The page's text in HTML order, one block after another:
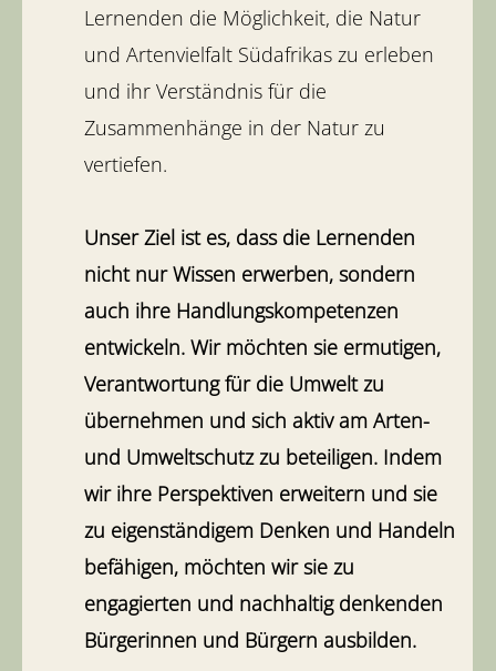
Lernenden die Möglichkeit, die Natur
und Artenvielfalt Südafrikas zu erleben
und ihr Verständnis für die
Zusammenhänge in der Natur zu
vertiefen.
Unser Ziel ist es, dass die Lernenden
nicht nur Wissen erwerben, sondern
auch ihre Handlungskompetenzen
entwickeln. Wir möchten sie ermutigen,
Verantwortung für die Umwelt zu
übernehmen und sich aktiv am Arten-
und Umweltschutz zu beteiligen. Indem
wir ihre Perspektiven erweitern und sie
zu eigenständigem Denken und Handeln
befähigen, möchten wir sie zu
engagierten und nachhaltig denkenden
Bürgerinnen und Bürgern ausbilden.